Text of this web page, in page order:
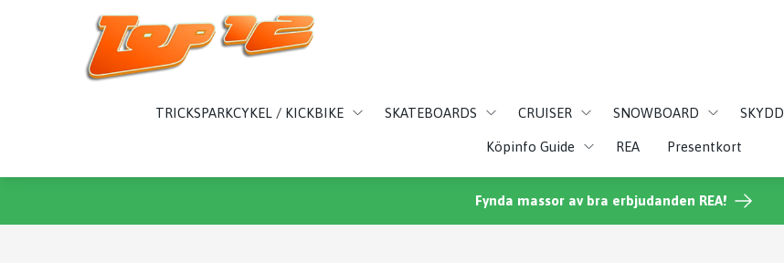
TRICKSPARKCYKEL / KICKBIKE SKATEBOARDS CRUISER SNOWBOARD SKYDD
Köpinfo Guide REA Presentkort
Fynda massor av bra erbjudanden REA!